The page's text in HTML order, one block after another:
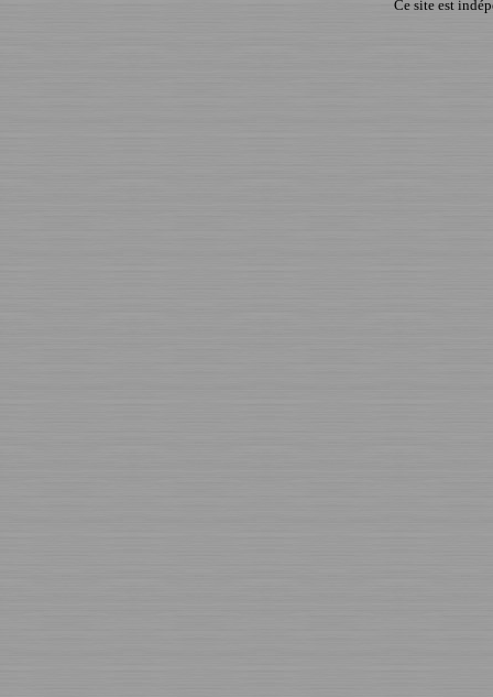
Ce site est